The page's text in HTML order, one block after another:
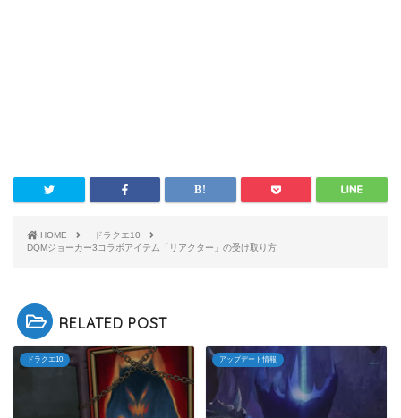
HOME
ドラクエ10
DQMジョーカー3コラボアイテム「リアクター」の受け取り方
RELATED POST
ドラクエ10 アップデート情報